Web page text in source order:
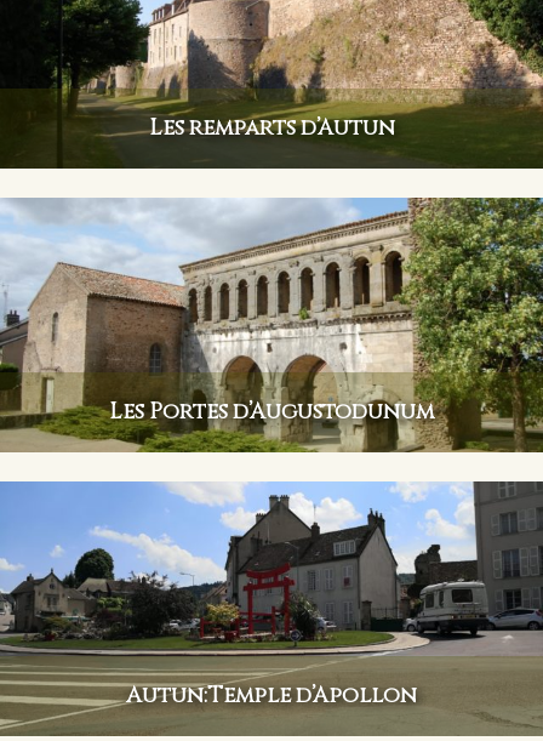
Les remparts d’Autun
Les Portes d’Augustodunum
Autun:Temple d’Apollon